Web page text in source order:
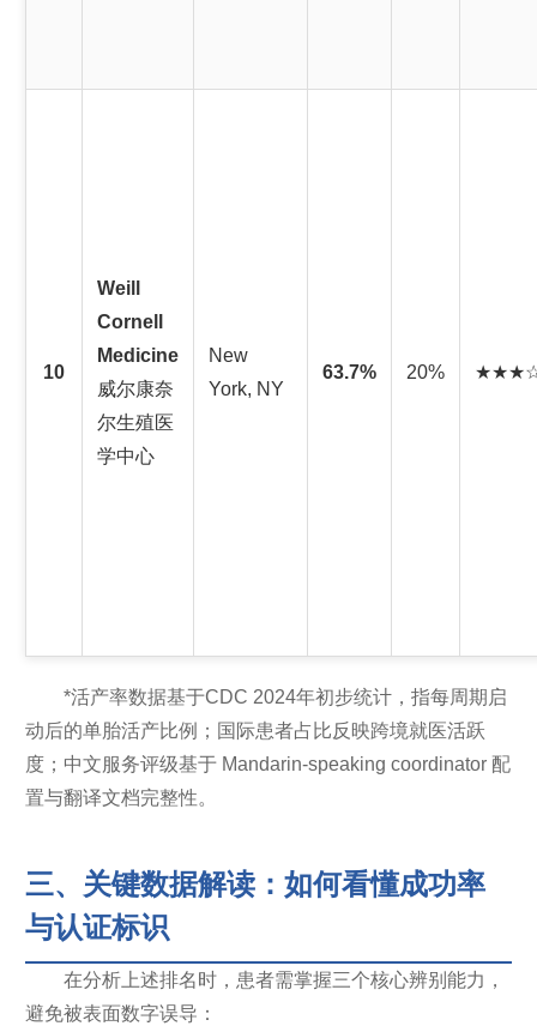
10
Weill
Cornell
Medicine
威尔康奈
尔生殖医
学中心
New
York, NY
63.7% 20%
*活产率数据基于CDC 2024年初步统计，指每周期启
动后的单胎活产比例；国际患者占比反映跨境就医活跃
度；中文服务评级基于 Mandarin-speaking coordinator 配
置与翻译文档完整性。
三、关键数据解读：如何看懂成功率
与认证标识
在分析上述排名时，患者需掌握三个核心辨别能力，
避免被表面数字误导：